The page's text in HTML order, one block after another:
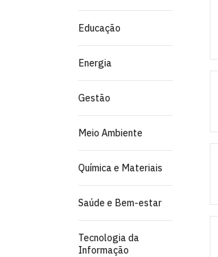
Educação
Energia
Gestão
Meio Ambiente
Química e Materiais
Saúde e Bem-estar
Tecnologia da
Informação